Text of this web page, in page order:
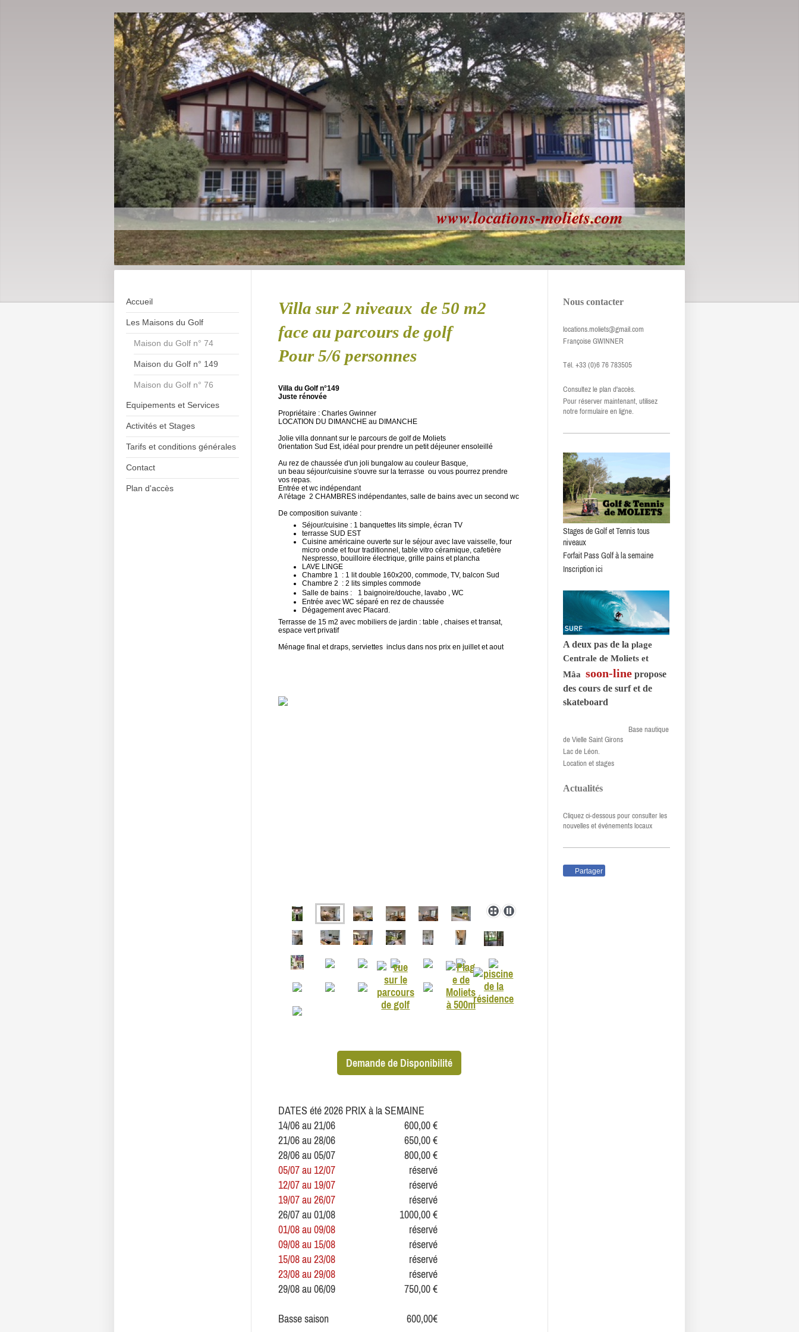
www.locations-moliets.com
Accueil
Les Maisons du Golf
Maison du Golf n° 74
Maison du Golf n° 149
Maison du Golf n° 76
Equipements et Services
Activités et Stages
Tarifs et conditions générales
Contact
Plan d'accès
Villa sur 2 niveaux de 50 m2
face au parcours de golf
Pour 5/6 personnes
Villa du Golf n°149
Juste rénovée
Propriétaire : Charles Gwinner
LOCATION DU DIMANCHE au DIMANCHE
Jolie villa donnant sur le parcours de golf de Moliets
0rientation Sud Est, idéal pour prendre un petit déjeuner ensoleillé
Au rez de chaussée d'un joli bungalow au couleur Basque,
un beau séjour/cuisine s'ouvre sur la terrasse ou vous pourrez prendre
vos repas.
Entrée et wc indépendant
A l'étage 2 CHAMBRES indépendantes, salle de bains avec un second wc
De composition suivante :
Séjour/cuisine : 1 banquettes lits simple, écran TV
terrasse SUD EST
Cuisine américaine ouverte sur le séjour avec lave vaisselle, four
micro onde et four traditionnel, table vitro céramique, cafetière
Nespresso, bouilloire électrique, grille pains et plancha
LAVE LINGE
Chambre 1 : 1 lit double 160x200, commode, TV, balcon Sud
Chambre 2 : 2 lits simples commode
Salle de bains : 1 baignoire/douche, lavabo , WC
Entrée avec WC séparé en rez de chaussée
Dégagement avec Placard.
Terrasse de 15 m2 avec mobiliers de jardin : table , chaises et transat,
espace vert privatif
Ménage final et draps, serviettes inclus dans nos prix en juillet et aout
Demande de Disponibilité
DATES été 2026 PRIX à la SEMAINE
14/06 au 21/06
600,00 €
21/06 au 28/06
650,00 €
28/06 au 05/07
800,00 €
05/07 au 12/07
réservé
12/07 au 19/07
réservé
19/07 au 26/07
réservé
26/07 au 01/08
1000,00 €
01/08 au 09/08
réservé
09/08 au 15/08
réservé
15/08 au 23/08
réservé
23/08 au 29/08
réservé
29/08 au 06/09
750,00 €
Basse saison 600,00€
Nous contacter
locations.moliets@gmail.com
Françoise GWINNER
Tél. +33 (0)6 76 783505
Consultez le plan d'accès.
Pour réserver maintenant, utilisez
notre formulaire en ligne.
Stages de Golf et Tennis tous
niveaux
Forfait Pass Golf à la semaine
Inscription ici
A deux pas de la plage
Centrale de Moliets et
Mâa soon-line propose
des cours de surf et de
skateboard
Base nautique
de Vielle Saint Girons
Lac de Léon.
Location et stages
Actualités
Cliquez ci-dessous pour consulter les
nouvelles et événements locaux
Partager